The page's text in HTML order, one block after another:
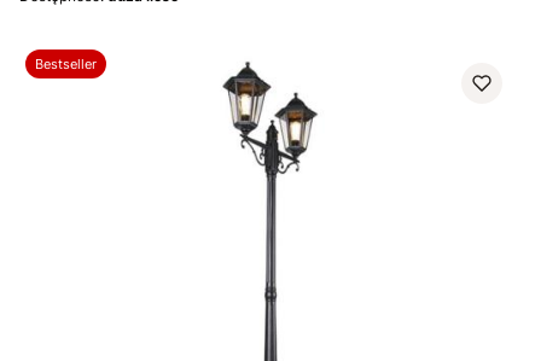
Bestseller